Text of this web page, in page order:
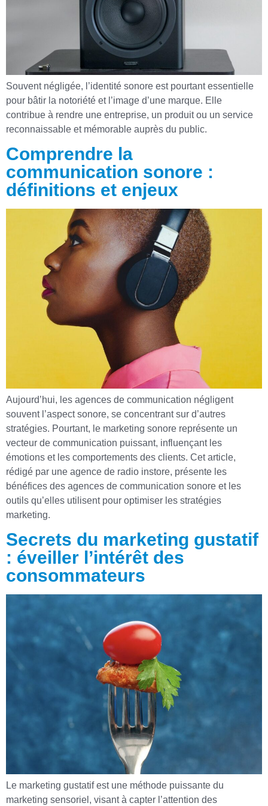
Souvent négligée, l’identité sonore est pourtant essentielle
pour bâtir la notoriété et l’image d’une marque. Elle
contribue à rendre une entreprise, un produit ou un service
reconnaissable et mémorable auprès du public.
Comprendre la
communication sonore :
définitions et enjeux
Aujourd’hui, les agences de communication négligent
souvent l’aspect sonore, se concentrant sur d’autres
stratégies. Pourtant, le marketing sonore représente un
vecteur de communication puissant, influençant les
émotions et les comportements des clients. Cet article,
rédigé par une agence de radio instore, présente les
bénéfices des agences de communication sonore et les
outils qu’elles utilisent pour optimiser les stratégies
marketing.
Secrets du marketing gustatif
: éveiller l’intérêt des
consommateurs
Le marketing gustatif est une méthode puissante du
marketing sensoriel, visant à capter l’attention des